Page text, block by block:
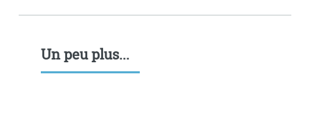
Un peu plus...